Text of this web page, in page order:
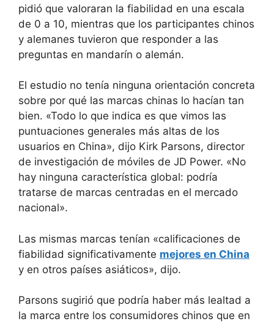
pidió que valoraran la fiabilidad en una escala
de 0 a 10, mientras que los participantes chinos
y alemanes tuvieron que responder a las
preguntas en mandarín o alemán.
El estudio no tenía ninguna orientación concreta
sobre por qué las marcas chinas lo hacían tan
bien. «Todo lo que indica es que vimos las
puntuaciones generales más altas de los
usuarios en China», dijo Kirk Parsons, director
de investigación de móviles de JD Power. «No
hay ninguna característica global: podría
tratarse de marcas centradas en el mercado
nacional».
Las mismas marcas tenían «calificaciones de
fiabilidad significativamente mejores en China
y en otros países asiáticos», dijo.
Parsons sugirió que podría haber más lealtad a
la marca entre los consumidores chinos que en